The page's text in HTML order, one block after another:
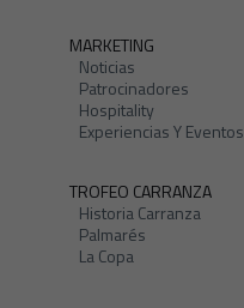
MARKETING
Noticias
Patrocinadores
Hospitality
Experiencias Y Eventos
TROFEO CARRANZA
Historia Carranza
Palmarés
La Copa